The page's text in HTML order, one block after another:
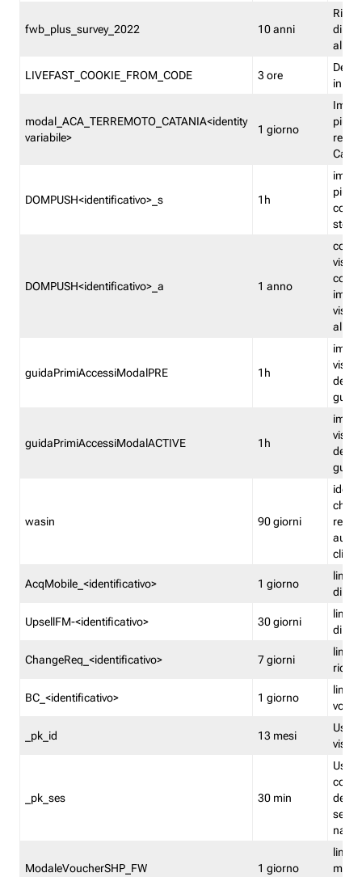
fwb_plus_survey_2022 10 anni
di
LIVEFAST_COOKIE_FROM_CODE 3 ore
in
modal_ACA_TERREMOTO_CATANIA<identity
variabile>
1 giorno
più
DOMPUSH<identificativo>_s 1h
più
DOMPUSH<identificativo>_a 1 anno
guidaPrimiAccessiModalPRE 1h
della
guidaPrimiAccessiModalACTIVE 1h
della
wasin 90 giorni
che
rete
clienti
AcqMobile_<identificativo> 1 giorno
limita
di
UpsellFM-<identificativo> 30 giorni
limita
di
ChangeReq_<identificativo> 7 giorni
limita
BC_<identificativo> 1 giorno
limita
_pk_id 13 mesi
_pk_ses 30 min
ModaleVoucherSHP_FW 1 giorno